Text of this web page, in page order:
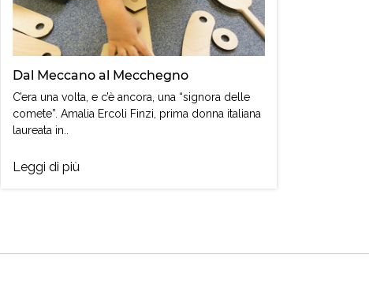
Dal Meccano al Mecchegno
C’era una volta, e c’è ancora, una “signora delle
comete”. Amalia Ercoli Finzi, prima donna italiana
laureata in..
Leggi di più